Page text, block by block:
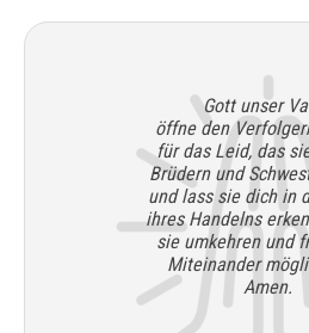
Gott unser
öffne den
für das Leid, das
Brüdern und
und lass sie dich in
ihres Handelns
sie umkehren und
Miteinander
Amen.